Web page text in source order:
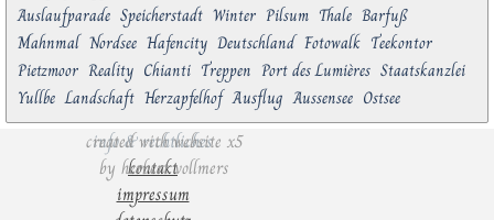
Auslaufparade Speicherstadt Winter Pilsum Thale Barfuß
Mahnmal Nordsee Hafencity Deutschland Fotowalk Teekontor
Pietzmoor Reality Chianti Treppen Port des Lumières Staatskanzlei
Yullbe Landschaft Herzapfelhof Ausflug Aussensee Ostsee
created with website x5
by herbert vollmers
info & rechtliches
kontakt
impressum